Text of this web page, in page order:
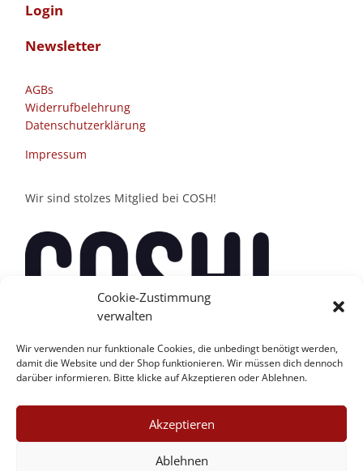
Cookie-Zustimmung
verwalten
Wir verwenden nur funktionale Cookies, die unbedingt benötigt werden,
damit die Website und der Shop funktionieren. Wir müssen dich dennoch
darüber informieren. Bitte klicke auf Akzeptieren oder Ablehnen.
Akzeptieren
Ablehnen
Login
Newsletter
AGBs
Widerrufbelehrung
Datenschutzerklärung
Impressum
Wir sind stolzes Mitglied bei COSH!